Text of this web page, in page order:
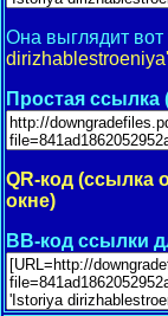
Она выглядит вот
Простая ссылка
QR-код (ссылка
окне)
BB-код ссылки